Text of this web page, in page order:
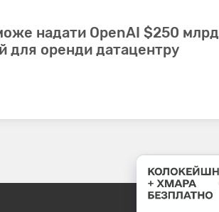
надати OpenAI $250 млрд
для оренди датацентру